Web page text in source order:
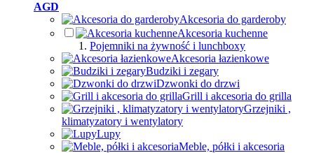
AGD
Akcesoria do garderoby
Akcesoria kuchenne
Pojemniki na żywność i lunchboxy
Akcesoria łazienkowe
Budziki i zegary
Dzwonki do drzwi
Grill i akcesoria do grilla
Grzejniki ,
klimatyzatory i wentylatory
Lupy
Meble, półki i akcesoria